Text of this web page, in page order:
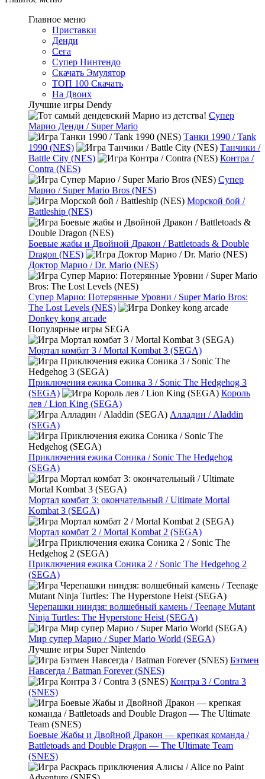
Главное меню
Приставки
Денди
Сега
Супер Нинтендо
Скачать Эмулятор
ТОП 100 Скачать
На Двоих
Лучшие игры Dendy
Супер
Марио Денди / Super Mario
Танки 1990 / Tank
1990 (NES)
Танчики /
Battle City (NES)
Контра /
Contra (NES)
Супер
Марио / Super Mario Bros (NES)
Морской бой /
Battleship (NES)
Боевые жабы и Двойной Дракон / Battletoads & Double
Dragon (NES)
Доктор Марио / Dr. Mario (NES)
Супер Марио: Потерянные Уровни / Super Mario Bros:
The Lost Levels (NES)
Donkey kong arcade
Популярные игры SEGA
Мортал комбат 3 / Mortal Kombat 3 (SEGA)
Приключения ежика Соника 3 / Sonic The Hedgehog 3
(SEGA)
Король
лев / Lion King (SEGA)
Алладин / Aladdin
(SEGA)
Приключения ежика Соника / Sonic The Hedgehog
(SEGA)
Мортал комбат 3: окончательный / Ultimate Mortal
Kombat 3 (SEGA)
Мортал комбат 2 / Mortal Kombat 2 (SEGA)
Приключения ежика Соника 2 / Sonic The Hedgehog 2
(SEGA)
Черепашки ниндзя: волшебный камень / Teenage Mutant
Ninja Turtles: The Hyperstone Heist (SEGA)
Мир супер Марио / Super Mario World (SEGA)
Лучшие игры Super Nintendo
Бэтмен
Навсегда / Batman Forever (SNES)
Контра 3 / Contra 3
(SNES)
Боевые Жабы и Двойной Дракон — крепкая команда /
Battletoads and Double Dragon — The Ultimate Team
(SNES)